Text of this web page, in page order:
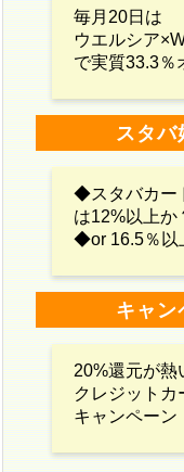
毎月20日は
ウエルシア
で実質33.3％
スタバ
◆スタバカー
は12%以上か
◆or 16.5％以
キャン
20%還元が熱
クレジットカ
キャンペーン